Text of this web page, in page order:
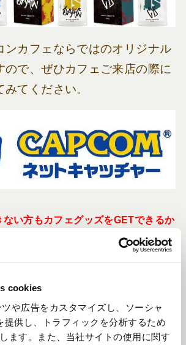
cookies
や広告をカスタマイズし、ソーシャ
提供し、トラフィックを分析するため
ます。また、当社サイトの使用に関す
ンカフェならではのオリジナル
ので、ぜひカフェご来店の際に
てください。
ない方もカフェグッズをGETできるか
キャッチャー カプとれ』にて一部ア
グアクリルスタンド」につきま